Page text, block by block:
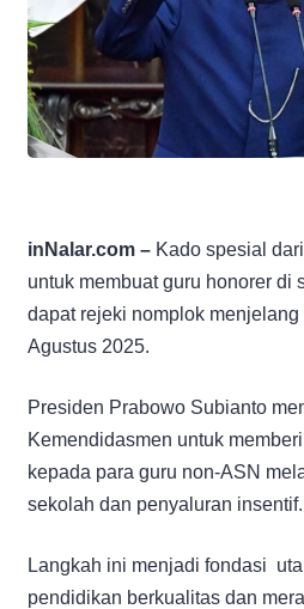
inNalar.com – Kado spesial
untuk membuat guru honorer di
dapat rejeki nomplok
Agustus 2025.
Presiden Prabowo Subianto
Kemendidasmen untuk
kepada para guru non-ASN
sekolah dan penyaluran insentif.
Langkah ini menjadi fondasi
pendidikan berkualitas dan